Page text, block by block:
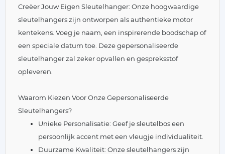
Creëer Jouw Eigen Sleutelhanger: Onze hoogwaardige
sleutelhangers zijn ontworpen als authentieke motor
kentekens. Voeg je naam, een inspirerende boodschap of
een speciale datum toe. Deze gepersonaliseerde
sleutelhanger zal zeker opvallen en gespreksstof
opleveren.
Waarom Kiezen Voor Onze Gepersonaliseerde
Sleutelhangers?
Unieke Personalisatie: Geef je sleutelbos een
persoonlijk accent met een vleugje individualiteit.
Duurzame Kwaliteit: Onze sleutelhangers zijn